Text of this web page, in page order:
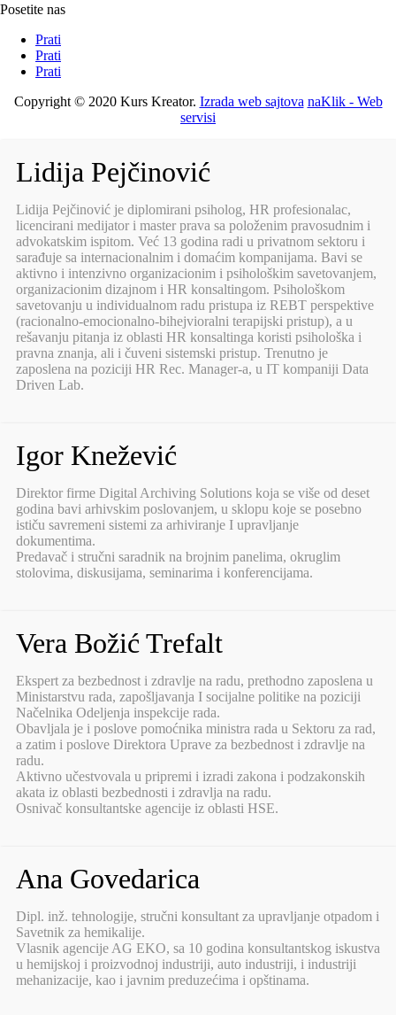
Posetite nas
Prati
Prati
Prati
Copyright © 2020 Kurs Kreator. Izrada web sajtova naKlik - Web
servisi
Lidija Pejčinović
Lidija Pejčinović je diplomirani psiholog, HR profesionalac,
licencirani medijator i master prava sa položenim pravosudnim i
advokatskim ispitom. Već 13 godina radi u privatnom sektoru i
sarađuje sa internacionalnim i domaćim kompanijama. Bavi se
aktivno i intenzivno organizacionim i psihološkim savetovanjem,
organizacionim dizajnom i HR konsaltingom. Psihološkom
savetovanju u individualnom radu pristupa iz REBT perspektive
(racionalno-emocionalno-bihejvioralni terapijski pristup), a u
rešavanju pitanja iz oblasti HR konsaltinga koristi psihološka i
pravna znanja, ali i čuveni sistemski pristup. Trenutno je
zaposlena na poziciji HR Rec. Manager-a, u IT kompaniji Data
Driven Lab.
Igor Knežević
Direktor firme Digital Archiving Solutions koja se više od deset
godina bavi arhivskim poslovanjem, u sklopu koje se posebno
ističu savremeni sistemi za arhiviranje I upravljanje
dokumentima.
Predavač i stručni saradnik na brojnim panelima, okruglim
stolovima, diskusijama, seminarima i konferencijama.
Vera Božić Trefalt
Ekspert za bezbednost i zdravlje na radu, prethodno zaposlena u
Ministarstvu rada, zapošljavanja I socijalne politike na poziciji
Načelnika Odeljenja inspekcije rada.
Obavljala je i poslove pomoćnika ministra rada u Sektoru za rad,
a zatim i poslove Direktora Uprave za bezbednost i zdravlje na
radu.
Aktivno učestvovala u pripremi i izradi zakona i podzakonskih
akata iz oblasti bezbednosti i zdravlja na radu.
Osnivač konsultantske agencije iz oblasti HSE.
Ana Govedarica
Dipl. inž. tehnologije, stručni konsultant za upravljanje otpadom i
Savetnik za hemikalije.
Vlasnik agencije AG EKO, sa 10 godina konsultantskog iskustva
u hemijskoj i proizvodnoj industriji, auto industriji, i industriji
mehanizacije, kao i javnim preduzećima i opštinama.